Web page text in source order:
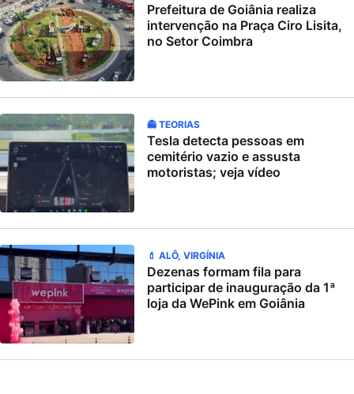
Prefeitura de Goiânia realiza
intervenção na Praça Ciro Lisita,
no Setor Coimbra
👻 TEORIAS
Tesla detecta pessoas em
cemitério vazio e assusta
motoristas; veja vídeo
💄 ALÔ, VIRGÍNIA
Dezenas formam fila para
participar de inauguração da 1ª
loja da WePink em Goiânia